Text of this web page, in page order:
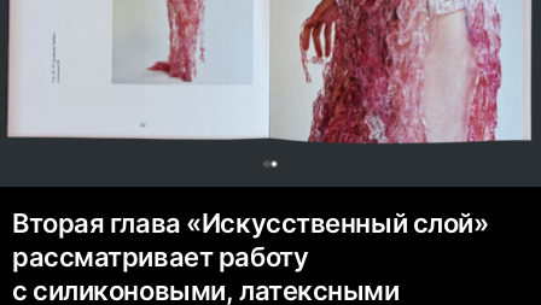
Вторая глава «Искусственный слой»
рассматривает работу
с силиконовыми, латексными